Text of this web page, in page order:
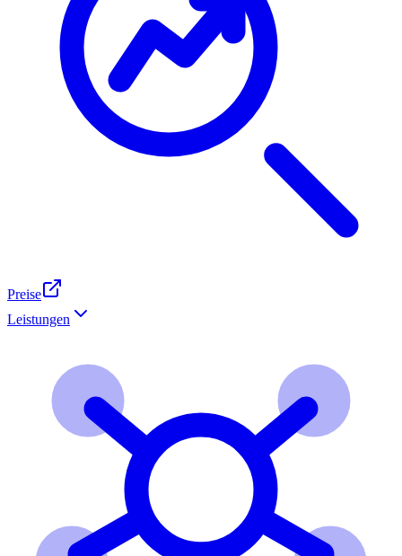
Preise
Leistungen